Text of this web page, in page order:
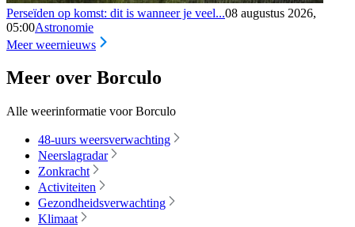
Perseïden op komst: dit is wanneer je veel...08 augustus 2026,
05:00Astronomie
Meer weernieuws
Meer over Borculo
Alle weerinformatie voor Borculo
48-uurs weersverwachting
Neerslagradar
Zonkracht
Activiteiten
Gezondheidsverwachting
Klimaat